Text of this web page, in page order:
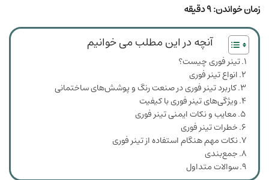
زمان خواندن: ۹ دقیقه
آنچه در این مطلب می خوانیم
تینر فوری چیست؟
انواع تینر فوری
کاربرد تینر فوری در صنعت رنگ و پوشش‌های ساختمانی
ویژگی‌های تینر فوری با کیفیت
معایب و نکات ایمنی تینر فوری
خطرات تینر فوری
نکات مهم هنگام استفاده از تینر فوری
جمع‌بندی
سوالات متداول